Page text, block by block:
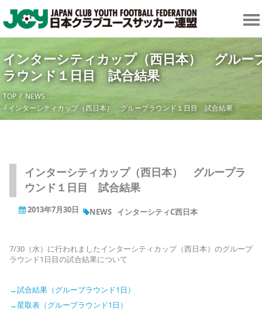
インターシティカップ（西日本） グルー
ラウンド１日目 試合結果
TOP
NEWS
インターシティカップ（西日本） グループラウンド１日目 試合結果
インターシティカップ（西日本） グループラ
ウンド１日目 試合結果
2013年7月30日 NEWS インターシティC西日本
7/30（水）に行われましたインターシティカップ（西日本）のグループ
ラウンド1日目の試合結果について
→試合結果（グループラウンド1日）
→星取表（グループラウンド1日）